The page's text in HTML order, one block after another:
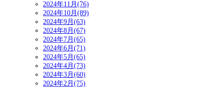
2024年11月(76)
2024年10月(89)
2024年9月(63)
2024年8月(67)
2024年7月(65)
2024年6月(71)
2024年5月(65)
2024年4月(73)
2024年3月(60)
2024年2月(75)